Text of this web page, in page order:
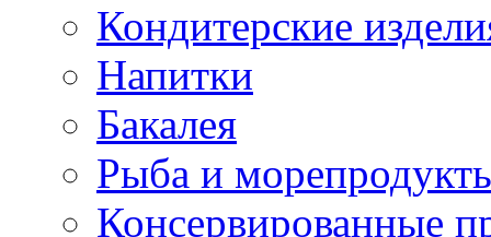
Кондитерские
Напитки
Бакалея
Рыба и
Консервированные